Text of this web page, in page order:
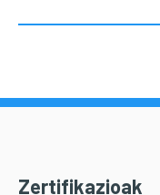
Zertifikazioak